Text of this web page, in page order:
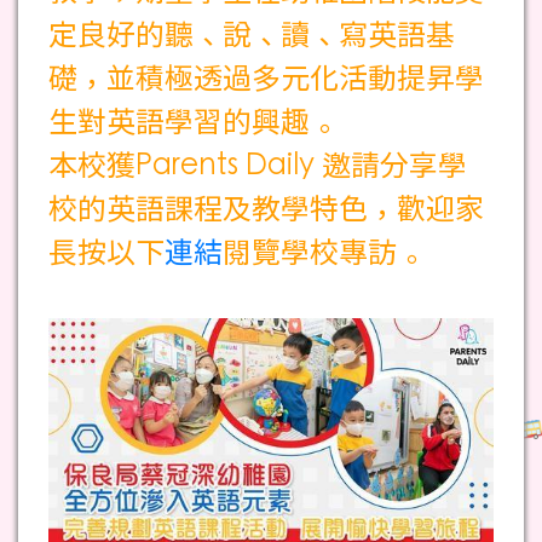
定良好的聽、說、讀、寫英語基
礎，並積極透過多元化活動提昇學
生對英語學習的興趣。
本校獲Parents Daily 邀請分享學
校的英語課程及教學特色，歡迎家
長按以下連結閱覽學校專訪。